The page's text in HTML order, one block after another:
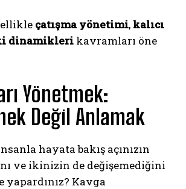
çatışma yönetimi, kalıcı
dinamikleri kavramları öne
Yönetmek:
Değil Anlamak
hayata bakış açınızın
ve ikinizin de değişemediğini
yapardınız? Kavga